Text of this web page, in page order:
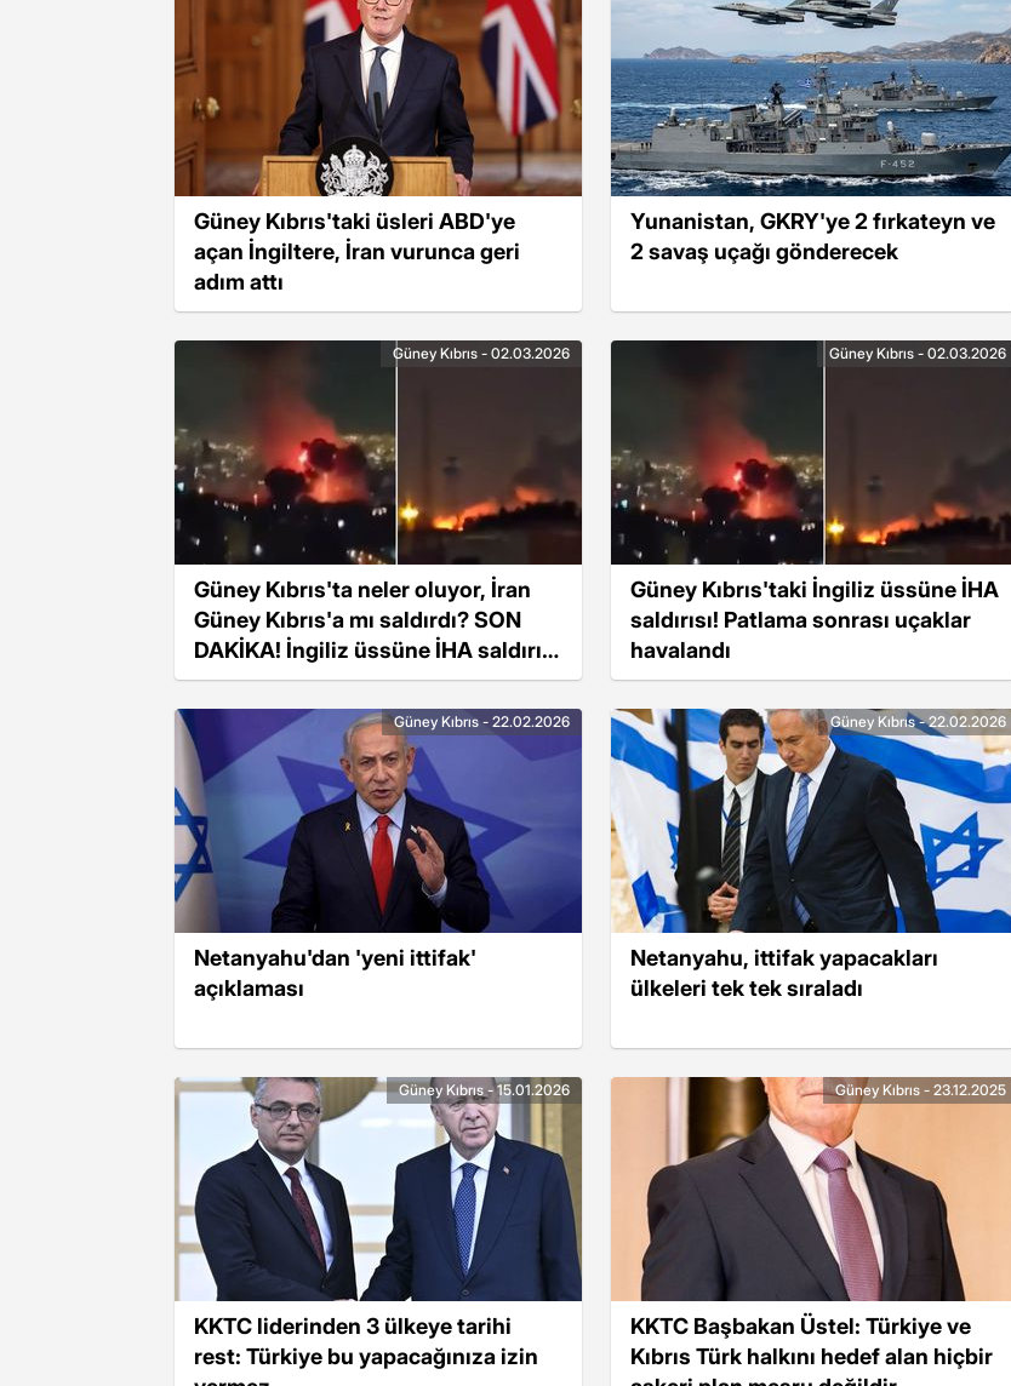
Güney Kıbrıs'taki üsleri ABD'ye
açan İngiltere, İran vurunca geri
adım attı
Yunanistan, GKRY'ye 2 fırkateyn ve
2 savaş uçağı gönderecek
Güney Kıbrıs'ta neler oluyor, İran
Güney Kıbrıs'a mı saldırdı? SON
DAKİKA! İngiliz üssüne İHA saldırısı
mı yapıldı, neden?
Güney Kıbrıs - 02.03.2026
Güney Kıbrıs'taki İngiliz üssüne İHA
saldırısı! Patlama sonrası uçaklar
havalandı
Güney Kıbrıs - 02.03.2026
Netanyahu'dan 'yeni ittifak'
açıklaması
Güney Kıbrıs - 22.02.2026
Netanyahu, ittifak yapacakları
ülkeleri tek tek sıraladı
Güney Kıbrıs - 22.02.2026
KKTC liderinden 3 ülkeye tarihi
rest: Türkiye bu yapacağınıza izin
Güney Kıbrıs - 15.01.2026
KKTC Başbakan Üstel: Türkiye ve
Kıbrıs Türk halkını hedef alan hiçbir
Güney Kıbrıs - 23.12.2025